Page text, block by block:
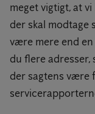
meget vigtigt, at
der skal modtage
være mere end
du flere adresser,
der sagtens være